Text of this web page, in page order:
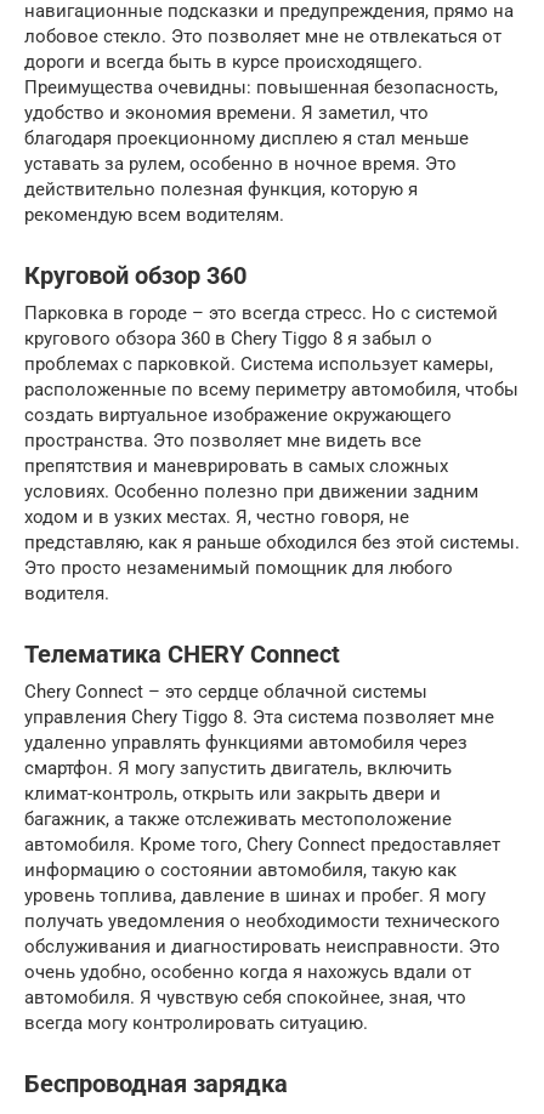
навигационные подсказки и предупреждения, прямо на
лобовое стекло. Это позволяет мне не отвлекаться от
дороги и всегда быть в курсе происходящего.
Преимущества очевидны: повышенная безопасность,
удобство и экономия времени. Я заметил, что
благодаря проекционному дисплею я стал меньше
уставать за рулем, особенно в ночное время. Это
действительно полезная функция, которую я
рекомендую всем водителям.
Круговой обзор 360
Парковка в городе – это всегда стресс. Но с системой
кругового обзора 360 в Chery Tiggo 8 я забыл о
проблемах с парковкой. Система использует камеры,
расположенные по всему периметру автомобиля, чтобы
создать виртуальное изображение окружающего
пространства. Это позволяет мне видеть все
препятствия и маневрировать в самых сложных
условиях. Особенно полезно при движении задним
ходом и в узких местах. Я, честно говоря, не
представляю, как я раньше обходился без этой системы.
Это просто незаменимый помощник для любого
водителя.
Телематика CHERY Connect
Chery Connect – это сердце облачной системы
управления Chery Tiggo 8. Эта система позволяет мне
удаленно управлять функциями автомобиля через
смартфон. Я могу запустить двигатель, включить
климат-контроль, открыть или закрыть двери и
багажник, а также отслеживать местоположение
автомобиля. Кроме того, Chery Connect предоставляет
информацию о состоянии автомобиля, такую как
уровень топлива, давление в шинах и пробег. Я могу
получать уведомления о необходимости технического
обслуживания и диагностировать неисправности. Это
очень удобно, особенно когда я нахожусь вдали от
автомобиля. Я чувствую себя спокойнее, зная, что
всегда могу контролировать ситуацию.
Беспроводная зарядка